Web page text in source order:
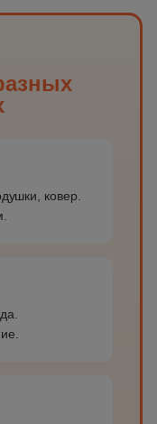
ковер.